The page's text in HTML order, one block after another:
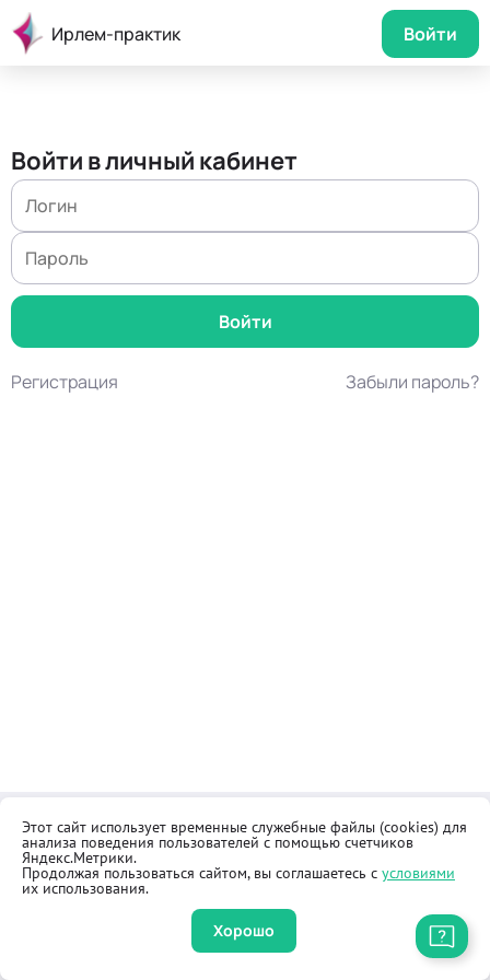
Ирлем-практик Войти
Войти в личный кабинет
Регистрация Забыли пароль?
Контакты
Как купить
Общественная приёмная
Реквизиты
Оферта
Правила продажи товаров
Этот сайт использует временные служебные файлы (cookies) для
анализа поведения пользователей с помощью счетчиков
Яндекс.Метрики.
Продолжая пользоваться сайтом, вы соглашаетесь с условиями
их использования.
Хорошо